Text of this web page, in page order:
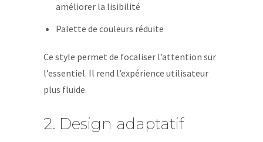
améliorer la lisibilité
Palette de couleurs réduite
Ce style permet de focaliser l’attention sur
l’essentiel. Il rend l’expérience utilisateur
plus fluide.
2. Design adaptatif